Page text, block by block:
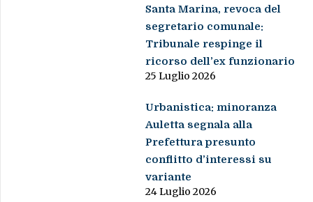
Santa Marina, revoca del
segretario comunale:
Tribunale respinge il
ricorso dell’ex funzionario
25 Luglio 2026
Urbanistica: minoranza
Auletta segnala alla
Prefettura presunto
conflitto d’interessi su
variante
24 Luglio 2026